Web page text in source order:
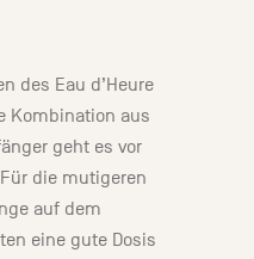
des Eau d’Heure
Kombination aus
geht es vor
die mutigeren
auf dem
eine gute Dosis